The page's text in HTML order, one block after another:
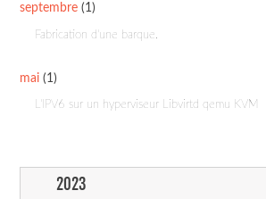
septembre (1)
Fabrication d'une barque.
mai (1)
L'IPV6 sur un hyperviseur Libvirtd qemu KVM
2023